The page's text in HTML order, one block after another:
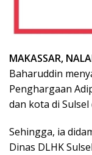
MAKASSAR,
Baharuddin
Penghargaan
dan kota di
Sehingga, ia
Dinas DLHK